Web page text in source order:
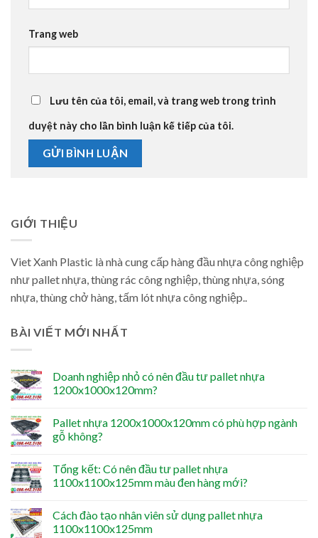
Trang web
Lưu tên của tôi, email, và trang web trong trình
duyệt này cho lần bình luận kế tiếp của tôi.
GIỚI THIỆU
Viet Xanh Plastic là nhà cung cấp hàng đầu nhựa công nghiệp
như pallet nhựa, thùng rác công nghiệp, thùng nhựa, sóng
nhựa, thùng chở hàng, tấm lót nhựa công nghiệp..
BÀI VIẾT MỚI NHẤT
Doanh nghiệp nhỏ có nên đầu tư pallet nhựa
1200x1000x120mm?
Pallet nhựa 1200x1000x120mm có phù hợp ngành
gỗ không?
Tổng kết: Có nên đầu tư pallet nhựa
1100x1100x125mm màu đen hàng mới?
Cách đào tạo nhân viên sử dụng pallet nhựa
1100x1100x125mm